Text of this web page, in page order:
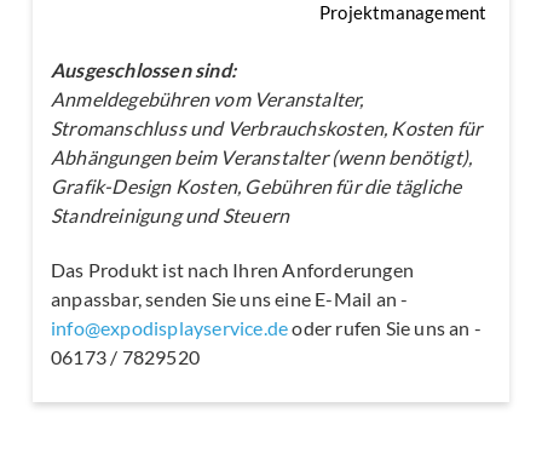
Projektmanagement
Ausgeschlossen sind:
Anmeldegebühren vom Veranstalter,
Stromanschluss und Verbrauchskosten, Kosten für
Abhängungen beim Veranstalter (wenn benötigt),
Grafik-Design Kosten, Gebühren für die tägliche
Standreinigung und Steuern
Das Produkt ist nach Ihren Anforderungen
anpassbar, senden Sie uns eine E-Mail an -
info@expodisplayservice.deoder rufen Sie uns an -
06173 / 7829520